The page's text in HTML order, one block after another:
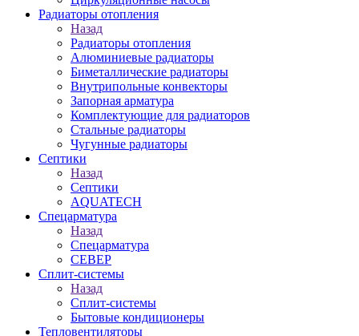
Радиаторы отопления
Назад
Радиаторы отопления
Алюминиевые радиаторы
Биметаллические радиаторы
Внутрипольные конвекторы
Запорная арматура
Комплектующие для радиаторов
Стальные радиаторы
Чугунные радиаторы
Септики
Назад
Септики
AQUATECH
Спецарматура
Назад
Спецарматура
СЕВЕР
Сплит-системы
Назад
Сплит-системы
Бытовые кондиционеры
Тепловентиляторы